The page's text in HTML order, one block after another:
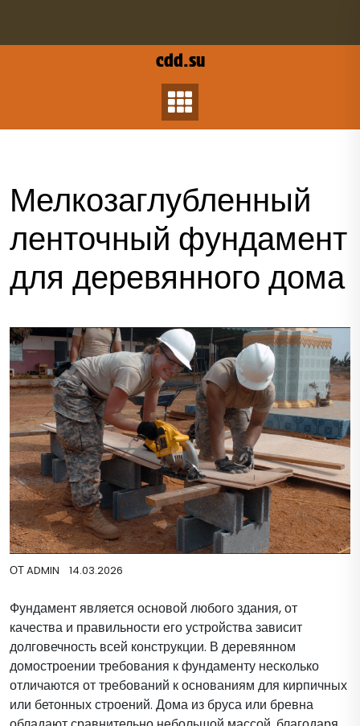
содержанию
cdd.su
Мелкозаглубленный
ленточный фундамент
для деревянного дома
ОТADMIN 14.03.2026
Фундамент является основой любого здания, от
качества и правильности его устройства зависит
долговечность всей конструкции. В деревянном
домостроении требования к фундаменту несколько
отличаются от требований к основаниям для кирпичных
или бетонных строений. Дома из бруса или бревна